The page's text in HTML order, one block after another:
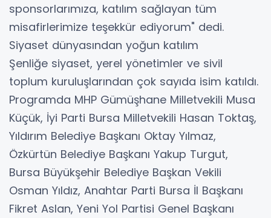
sponsorlarımıza, katılım sağlayan tüm
misafirlerimize teşekkür ediyorum" dedi.
Siyaset dünyasından yoğun katılım
Şenliğe siyaset, yerel yönetimler ve sivil
toplum kuruluşlarından çok sayıda isim katıldı.
Programda MHP Gümüşhane Milletvekili Musa
Küçük, İyi Parti Bursa Milletvekili Hasan Toktaş,
Yıldırım Belediye Başkanı Oktay Yılmaz,
Özkürtün Belediye Başkanı Yakup Turgut,
Bursa Büyükşehir Belediye Başkan Vekili
Osman Yıldız, Anahtar Parti Bursa İl Başkanı
Fikret Aslan, Yeni Yol Partisi Genel Başkanı